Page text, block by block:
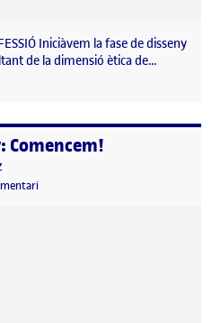
Iniciàvem la fase de disseny
de la dimensió ètica de…
Comencem!
2024 10:43 am
el Fase de disseny: Comencem!